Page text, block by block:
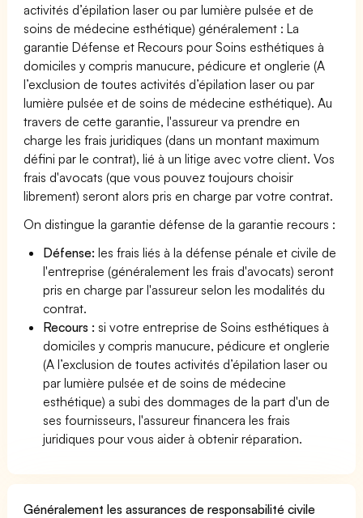
activités d’épilation laser ou par lumière pulsée et de
soins de médecine esthétique) généralement : La
garantie Défense et Recours pour Soins esthétiques à
domiciles y compris manucure, pédicure et onglerie (A
l’exclusion de toutes activités d’épilation laser ou par
lumière pulsée et de soins de médecine esthétique). Au
travers de cette garantie, l'assureur va prendre en
charge les frais juridiques (dans un montant maximum
défini par le contrat), lié à un litige avec votre client. Vos
frais d'avocats (que vous pouvez toujours choisir
librement) seront alors pris en charge par votre contrat.
On distingue la garantie défense de la garantie recours :
Défense: les frais liés à la défense pénale et civile de
l'entreprise (généralement les frais d'avocats) seront
pris en charge par l'assureur selon les modalités du
contrat.
Recours : si votre entreprise de Soins esthétiques à
domiciles y compris manucure, pédicure et onglerie
(A l’exclusion de toutes activités d’épilation laser ou
par lumière pulsée et de soins de médecine
esthétique) a subi des dommages de la part d'un de
ses fournisseurs, l'assureur financera les frais
juridiques pour vous aider à obtenir réparation.
Généralement les assurances de responsabilité civile